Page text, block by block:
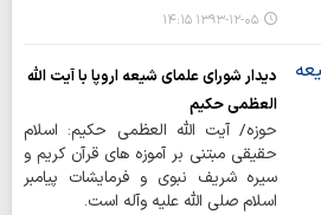
۱۳۹۳-۱۲-۰۵ ۱۴:۱۵
دیدار شورای علمای شیعه اروپا با آیت الله
العظمی حکیم
حوزه/ آیت الله العظمی حکیم: اسلام
حقیقی مبتنی بر آموزه های قرآن کریم و
سیره شریف نبوی و فرمایشات پیامبر
اسلام صلی الله علیه وآله است.